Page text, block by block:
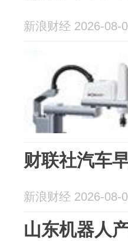
新浪财经 2026-08-
财联社汽车
新浪财经 2026-08-
山东机器人